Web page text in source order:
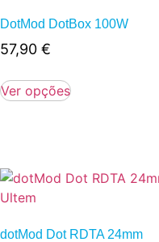
DotMod DotBox 100W
57,90 €
Ver opções
dotMod Dot RDTA 24mm